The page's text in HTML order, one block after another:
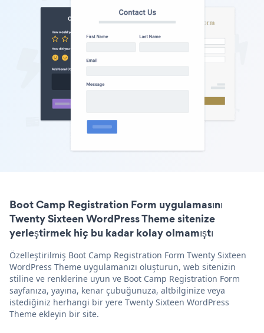
Boot Camp Registration Form uygulamasını
Twenty Sixteen WordPress Theme sitenize
yerleştirmek hiç bu kadar kolay olmamıştı
Özelleştirilmiş Boot Camp Registration Form Twenty Sixteen
WordPress Theme uygulamanızı oluşturun, web sitenizin
stiline ve renklerine uyun ve Boot Camp Registration Form
sayfanıza, yayına, kenar çubuğunuza, altbilginize veya
istediğiniz herhangi bir yere Twenty Sixteen WordPress
Theme ekleyin bir site.